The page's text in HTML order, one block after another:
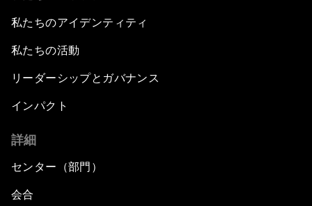
私たちのアイデンティティ
私たちの活動
リーダーシップとガバナンス
インパクト
詳細
センター（部門）
会合